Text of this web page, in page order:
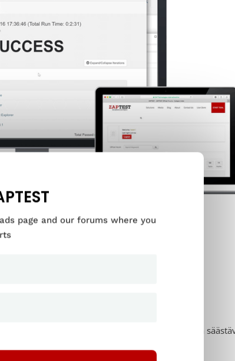
suunnitteluun. Näitä aikaa
page and our forums where you